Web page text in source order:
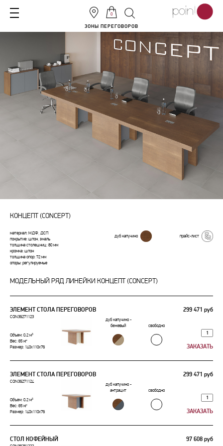
0
ЗОНЫ ПЕРЕГОВОРОВ
КОНЦЕПТ (CONCEPT)
материал: МДФ, ДСП
покрытие: шпон, эмаль
толщина столешниц: 80 мм
кромка: шпон
толщина опор: 72 мм
опоры: регулируемые
дуб капучино прайс-лист
МОДЕЛЬНЫЙ РЯД ЛИНЕЙКИ КОНЦЕПТ (CONCEPT)
ЭЛЕМЕНТ СТОЛА ПЕРЕГОВОРОВ 299 471 руб
CON36271123
дуб капучино -
бежевый
свободно
Объем: 0.2 м³
Вес: 65 кг
Размер: 140x110x76
ЭЛЕМЕНТ СТОЛА ПЕРЕГОВОРОВ 299 471 руб
CON36271124
дуб капучино -
антрацит
свободно
Объем: 0.2 м³
Вес: 65 кг
Размер: 140x110x76
СТОЛ КОФЕЙНЫЙ 97 608 руб